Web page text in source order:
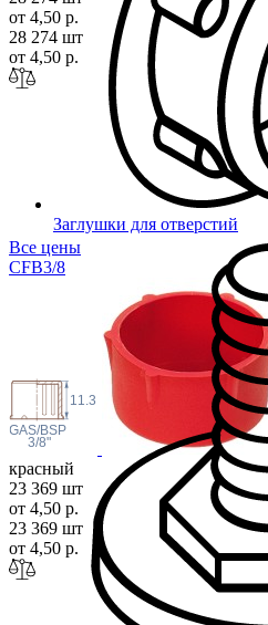
Заглушки для отверстий
от 4,50 р.
28 274 шт
от 4,50 р.
Все цены
CFB3/8
GAS/BSP
3/8"
11.3
красный
23 369 шт
от 4,50 р.
23 369 шт
от 4,50 р.